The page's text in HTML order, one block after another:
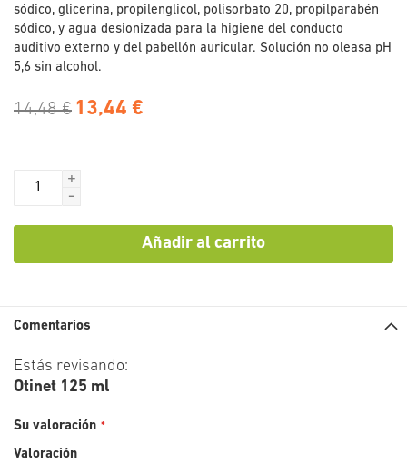
sódico, glicerina, propilenglicol, polisorbato 20, propilparabén
sódico, y agua desionizada para la higiene del conducto
auditivo externo y del pabellón auricular. Solución no oleasa pH
5,6 sin alcohol.
14,48 € 13,44 €
+
-
Añadir al carrito
galería
de
imágenes
Comentarios
Estás revisando:
Otinet 125 ml
Su valoración
Valoración